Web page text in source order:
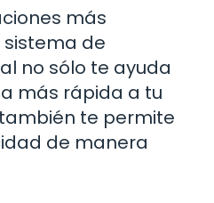
más
de
no sólo te ayuda
más rápida a tu
te permite
de manera